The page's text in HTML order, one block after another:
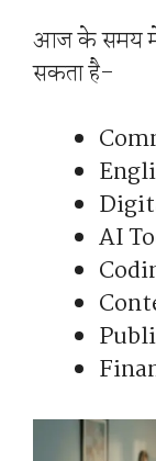
आज के समय
सकता है-
AI